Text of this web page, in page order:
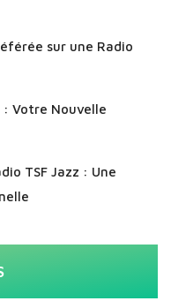
sur une Radio
: Votre Nouvelle
TSF Jazz : Une